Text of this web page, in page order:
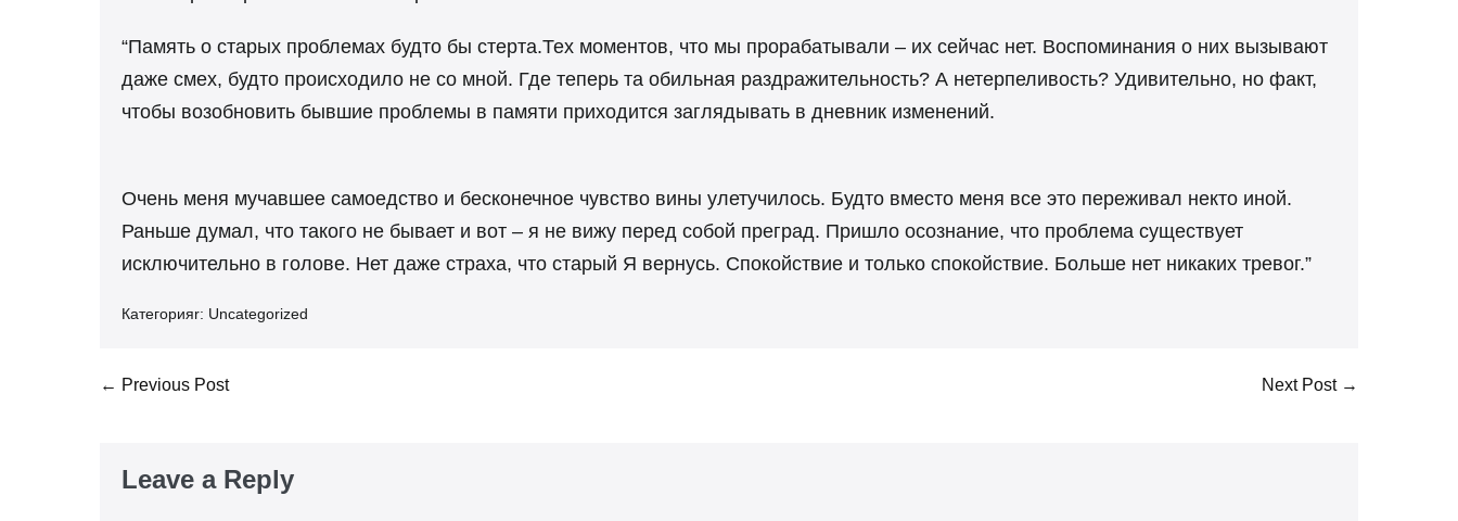
“Память о старых проблемах будто бы стерта.Тех моментов, что мы прорабатывали – их сейчас нет. Воспоминания о них вызывают
даже смех, будто происходило не со мной. Где теперь та обильная раздражительность? А нетерпеливость? Удивительно, но факт,
чтобы возобновить бывшие проблемы в памяти приходится заглядывать в дневник изменений.
Очень меня мучавшее самоедство и бесконечное чувство вины улетучилось. Будто вместо меня все это переживал некто иной.
Раньше думал, что такого не бывает и вот – я не вижу перед собой преград. Пришло осознание, что проблема существует
исключительно в голове. Нет даже страха, что старый Я вернусь. Спокойствие и только спокойствие. Больше нет никаких тревог.”
Категорияr: Uncategorized
Post
← Previous Post Next Post →
Leave a Reply